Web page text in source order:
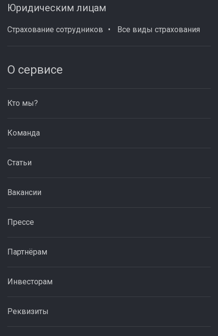
Юридическим лицам
Страхование сотрудников Все виды страхования
О сервисе
Кто мы?
Команда
Статьи
Вакансии
Прессе
Партнёрам
Инвесторам
Реквизиты